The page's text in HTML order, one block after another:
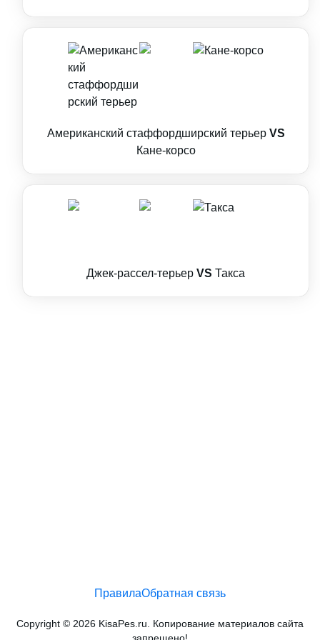
Американский стаффордширский терьер VS
Кане-корсо
Джек-рассел-терьер VS Такса
ПравилаОбратная связь
Copyright © 2026 KisaPes.ru. Копирование материалов сайта